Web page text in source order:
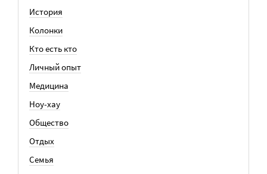
История
Колонки
Кто есть кто
Личный опыт
Медицина
Ноу-хау
Общество
Отдых
Семья